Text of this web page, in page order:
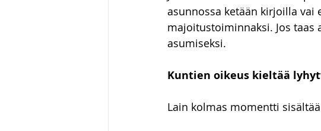
asunnossa ketään kirjoilla vai
majoitustoiminnaksi. Jos
asumiseksi.
Kuntien oikeus kieltää
Lain kolmas momentti